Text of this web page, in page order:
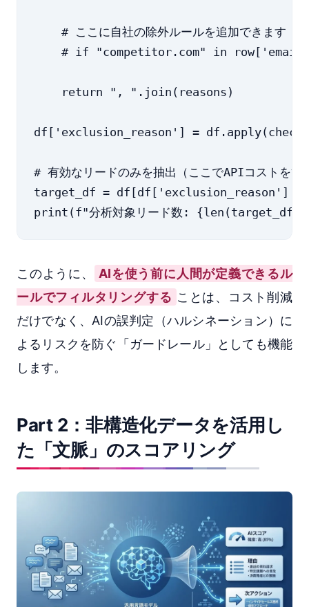
    # ここに自社の除外ルールを追加できます
# if "competitor.com" in
    return ", ".join(reasons)
df['exclusion_reason'] =
# 有効なリードのみを抽出（ここでAPIコストを節
target_df = df[df['exclusion_reason']
このように、
AIを使う前に人間が定義できるル
ールでフィルタリングする ことは、コスト削減
だけでなく、AIの誤判定（ハルシネーション）に
よるリスクを防ぐ「ガードレール」としても機能
します。
Part 2：非構造化データを活用し
た「文脈」のスコアリング